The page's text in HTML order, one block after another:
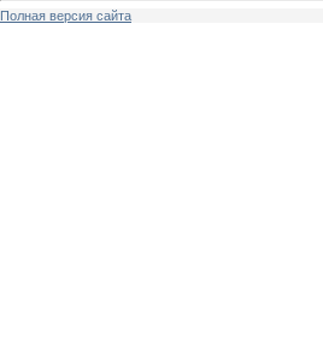
Полная версия сайта